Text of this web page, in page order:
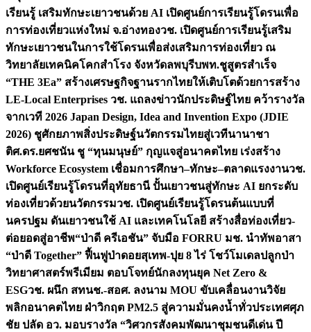
เรียนรู้ เสริมทักษะเยาวชนด้วย AI เปิดศูนย์การเรียนรู้โดรนเพื่อ
การท่องเที่ยวแห่งใหม่ จ.อ่างทองวช. เปิดศูนย์การเรียนรู้เสริม
ทักษะเยาวชนในการใช้โดรนเพื่อส่งเสริมการท่องเที่ยว ณ
วิทยาลัยเทคนิคโคกสำโรง จังหวัดลพบุรีบพท.ชูสูตรสำเร็จ
“THE 3Ea” สร้างเศรษฐกิจฐานรากไทยให้เติบโตด้วยการสร้าง
LE-Local Enterprises วช. แถลงข่าวนักประดิษฐ์ไทย คว้ารางวัล
จากเวที 2026 Japan Design, Idea and Invention Expo (JDIE
2026) ชูศักยภาพสิ่งประดิษฐ์นวัตกรรมไทยสู่เวทีนานาชา
ติศ.ดร.ยศชนัน ชู “ทุนมนุษย์” กุญแจสู่อนาคตไทย เร่งสร้าง
Workforce Ecosystem เชื่อมการศึกษา–ทักษะ–ตลาดแรงงานวช.
เปิดศูนย์เรียนรู้โดรนที่อุทัยธานี ปั้นเยาวชนสู่ทักษะ AI ยกระดับ
ท่องเที่ยวด้วยนวัตกรรมวช. เปิดศูนย์เรียนรู้โดรนต้นแบบที่
นครปฐม ดันเยาวชนใช้ AI และเทคโนโลยี สร้างสื่อท่องเที่ยว-
ต่อยอดสู่อาชีพ“ป่าดี ครีเอชัน” จับมือ FORRU มช. นำทัพอาสา
“ป่าดี Together” ฟื้นฟูป่าดอยสุเทพ-ปุย 8 ไร่ โชว์โมเดลปลูกป่า
วิทยาศาสตร์พรีเมียม ตอบโจทย์นักลงทุนยุค Net Zero &
ESGวช. ผนึก สทนช.-สอศ. ลงนาม MOU ขับเคลื่อนงานวิจัย
พลิกอนาคตไทย ฝ่าวิกฤต PM2.5 สู่ความมั่นคงน้ำทั่วประเทศศุภ
ชัย ปลัด อว. มอบรางวัล “วิศวกรสังคมพัฒนาชุมชนดีเด่น ปี